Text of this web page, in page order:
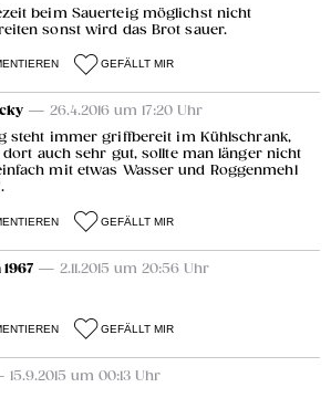
beim Sauerteig möglichst nicht
sonst wird das Brot sauer.
GEFÄLLT MIR
— 26.4.2016 um 17:20 Uhr
steht immer griffbereit im Kühlschrank,
auch sehr gut, sollte man länger nicht
mit etwas Wasser und Roggenmehl
GEFÄLLT MIR
— 2.11.2015 um 20:56 Uhr
GEFÄLLT MIR
um 00:13 Uhr